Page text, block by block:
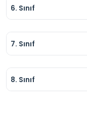
6. Sınıf
7. Sınıf
8. Sınıf